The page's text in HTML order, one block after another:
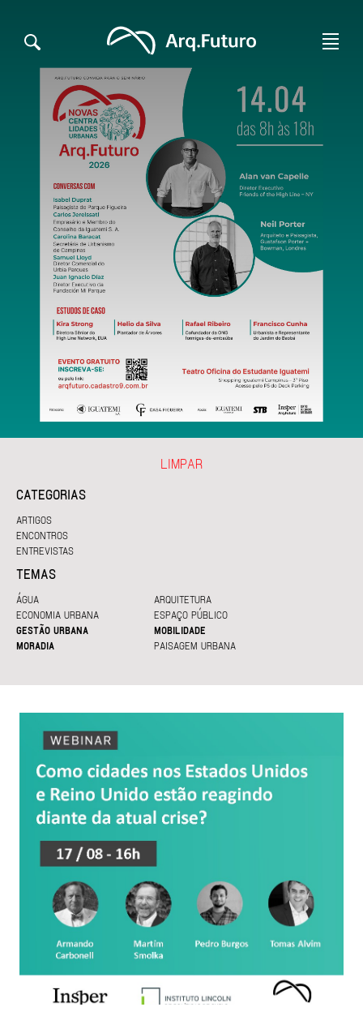
CATEGORIAS
ARTIGOS
ENCONTROS
ENTREVISTAS
TEMAS
ÁGUA
ARQUITETURA
ECONOMIA URBANA
ESPAÇO PÚBLICO
GESTÃO URBANA
MOBILIDADE
MORADIA
PAISAGEM URBANA
LIMPAR